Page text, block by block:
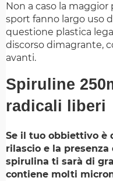
Non a caso la
sport fanno largo uso
questione plastica
discorso dimagrante,
avanti.
Spiruline
radicali liberi
Se il tuo obbiettivo è
rilascio e la
spirulina ti sarà di
contiene molti